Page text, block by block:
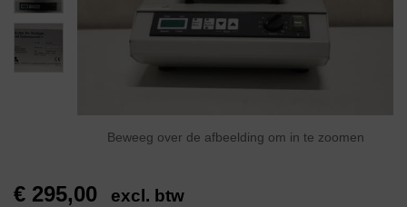
Beweeg over de afbeelding om in te zoomen
€ 295,00 excl. btw